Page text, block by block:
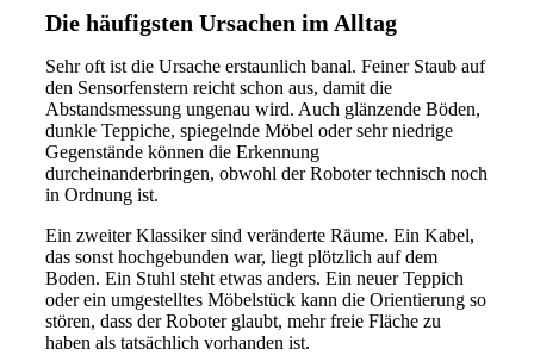
Die häufigsten Ursachen im Alltag
Sehr oft ist die Ursache erstaunlich banal. Feiner Staub auf
den Sensorfenstern reicht schon aus, damit die
Abstandsmessung ungenau wird. Auch glänzende Böden,
dunkle Teppiche, spiegelnde Möbel oder sehr niedrige
Gegenstände können die Erkennung
durcheinanderbringen, obwohl der Roboter technisch noch
in Ordnung ist.
Ein zweiter Klassiker sind veränderte Räume. Ein Kabel,
das sonst hochgebunden war, liegt plötzlich auf dem
Boden. Ein Stuhl steht etwas anders. Ein neuer Teppich
oder ein umgestelltes Möbelstück kann die Orientierung so
stören, dass der Roboter glaubt, mehr freie Fläche zu
haben als tatsächlich vorhanden ist.